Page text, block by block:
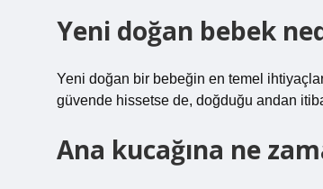
Yeni doğan bebek
Yeni doğan bir bebeğin en temel
güvende hissetse de, doğduğu andan
Ana kucağına ne